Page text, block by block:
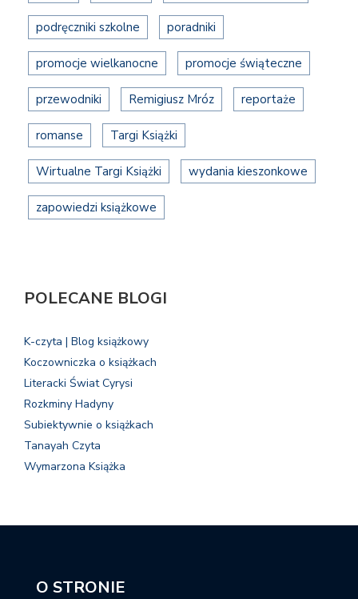
podręczniki szkolne poradniki
promocje wielkanocne promocje świąteczne
przewodniki Remigiusz Mróz reportaże
romanse Targi Książki
Wirtualne Targi Książki wydania kieszonkowe
zapowiedzi książkowe
POLECANE BLOGI
K-czyta | Blog książkowy
Koczowniczka o książkach
Literacki Świat Cyrysi
Rozkminy Hadyny
Subiektywnie o książkach
Tanayah Czyta
Wymarzona Książka
O STRONIE